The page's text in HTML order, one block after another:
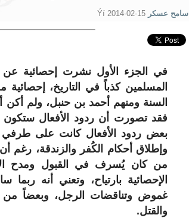
سامح عسكر Ýí 2014-02-15
في الجزء الأول نشرت إحصائية عن
المسلمين كذباً في التاريخ،
السنة ومنهم أحمد بن حنبل، ولم أكن
فقد تصورت أن ردود الأفعال ستكون
بعض ردود الأفعال كانت على
وإطلاق أحكام الكُفر والزندقة، رغم
من كان يُسرف في القبول ومدح
الإحصائية بارتياح، وتعني أنه
غموض وتناقضات الرجل، وبعضاً من
والقتل.